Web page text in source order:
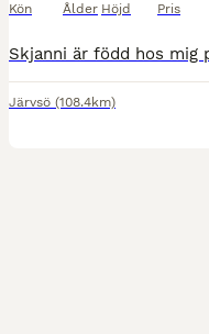
Kön Ålder Höjd Pris
Järvsö (108.4km)